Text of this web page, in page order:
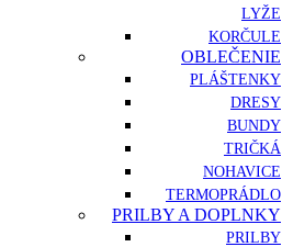
LYŽE
KORČULE
OBLEČENIE
PLÁŠTENKY
DRESY
BUNDY
TRIČKÁ
NOHAVICE
TERMOPRÁDLO
PRILBY A DOPLNKY
PRILBY